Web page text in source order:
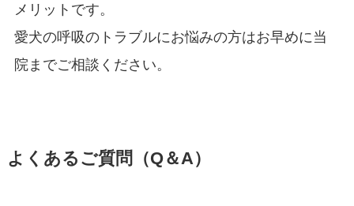
メリットです。
愛犬の呼吸のトラブルにお悩みの方はお早めに当
院までご相談ください。
よくあるご質問（Q＆A）